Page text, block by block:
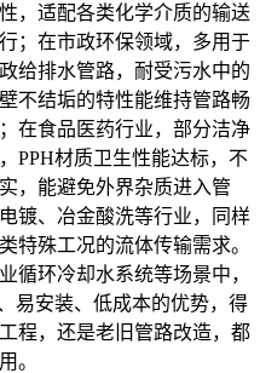
，适配各类化学介质的输送
；在市政环保领域，多用于
给排水管路，耐受污水中的
不结垢的特性能维持管路畅
在食品医药行业，部分洁净
PPH材质卫生性能达标，不
，能避免外界杂质进入管
镀、冶金酸洗等行业，同样
特殊工况的流体传输需求。
循环冷却水系统等场景中，
易安装、低成本的优势，得
程，还是老旧管路改造，都
。